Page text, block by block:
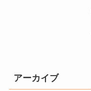
アーカイブ